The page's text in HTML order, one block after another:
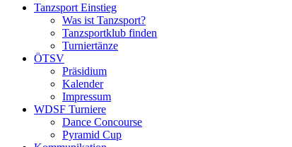
Tanzsport Einstieg
Was ist Tanzsport?
Tanzsportklub finden
Turniertänze
ÖTSV
Präsidium
Kalender
Impressum
WDSF Turniere
Dance Concourse
Pyramid Cup